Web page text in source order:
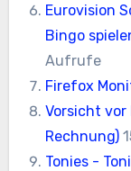
Eurovision
Bingo
Aufrufe
Firefox
Vorsicht vor
Rechnung)
Tonies -